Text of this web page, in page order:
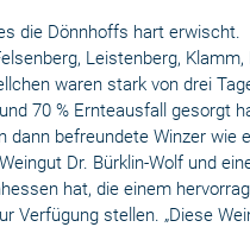
die Dönnhoffs hart erwischt.
Leistenberg, Klamm,
waren stark von drei
70 % Ernteausfall gesorgt
dann befreundete Winzer wie
Dr. Bürklin-Wolf und
hat, die einem
Verfügung stellen. „Diese